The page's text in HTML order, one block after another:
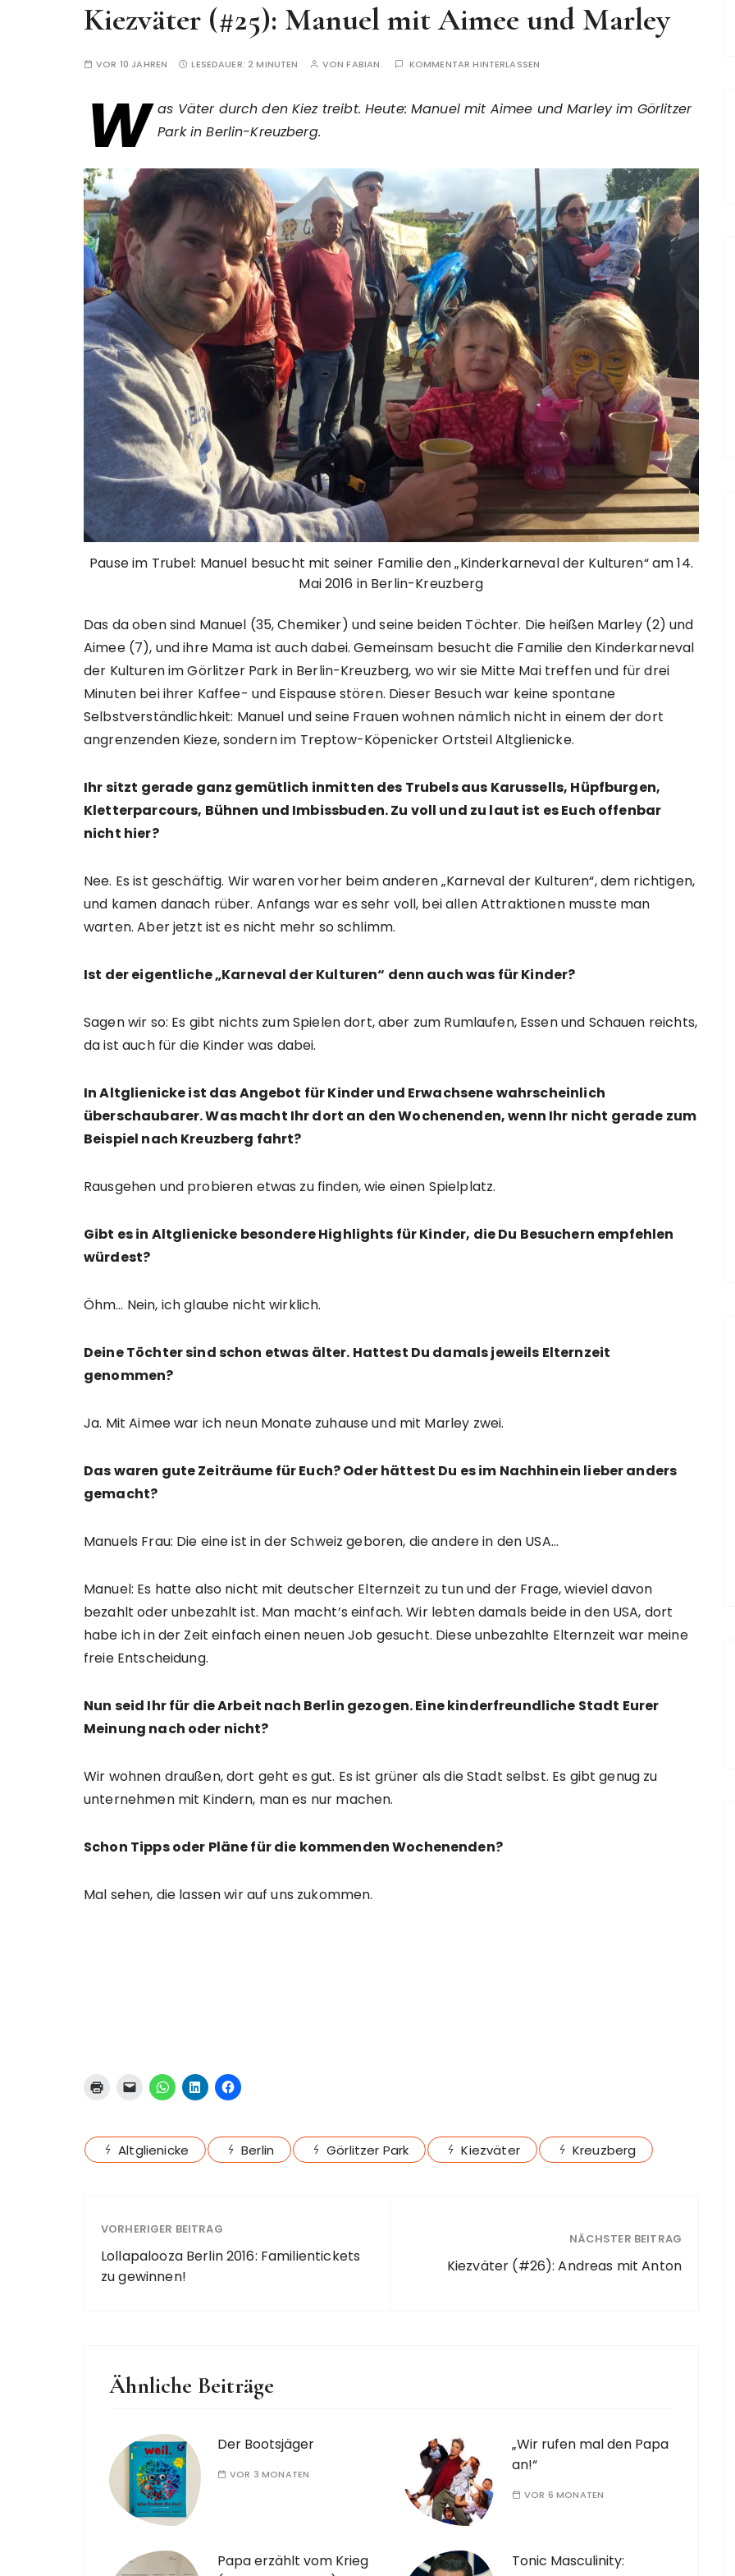
Kiezväter (#25): Manuel mit Aimee und Marley
VOR 10 JAHREN LESEDAUER:2 MINUTEN VONFABIAN. KOMMENTAR HINTERLASSEN
W as Väter durch den Kiez treibt. Heute: Manuel mit Aimee und Marley im Görlitzer
Park in Berlin-Kreuzberg.
Pause im Trubel: Manuel besucht mit seiner Familie den „Kinderkarneval der Kulturen“ am 14.
Mai 2016 in Berlin-Kreuzberg
Das da oben sind Manuel (35, Chemiker) und seine beiden Töchter. Die heißen Marley (2) und
Aimee (7), und ihre Mama ist auch dabei. Gemeinsam besucht die Familie den Kinderkarneval
der Kulturen im Görlitzer Park in Berlin-Kreuzberg, wo wir sie Mitte Mai treffen und für drei
Minuten bei ihrer Kaffee- und Eispause stören. Dieser Besuch war keine spontane
Selbstverständlichkeit: Manuel und seine Frauen wohnen nämlich nicht in einem der dort
angrenzenden Kieze, sondern im Treptow-Köpenicker Ortsteil Altglienicke.
Ihr sitzt gerade ganz gemütlich inmitten des Trubels aus Karussells, Hüpfburgen,
Kletterparcours, Bühnen und Imbissbuden. Zu voll und zu laut ist es Euch offenbar
nicht hier?
Nee. Es ist geschäftig. Wir waren vorher beim anderen „Karneval der Kulturen“, dem richtigen,
und kamen danach rüber. Anfangs war es sehr voll, bei allen Attraktionen musste man
warten. Aber jetzt ist es nicht mehr so schlimm.
Ist der eigentliche „Karneval der Kulturen“ denn auch was für Kinder?
Sagen wir so: Es gibt nichts zum Spielen dort, aber zum Rumlaufen, Essen und Schauen reichts,
da ist auch für die Kinder was dabei.
In Altglienicke ist das Angebot für Kinder und Erwachsene wahrscheinlich
überschaubarer. Was macht Ihr dort an den Wochenenden, wenn Ihr nicht gerade zum
Beispiel nach Kreuzberg fahrt?
Rausgehen und probieren etwas zu finden, wie einen Spielplatz.
Gibt es in Altglienicke besondere Highlights für Kinder, die Du Besuchern empfehlen
würdest?
Öhm… Nein, ich glaube nicht wirklich.
Deine Töchter sind schon etwas älter. Hattest Du damals jeweils Elternzeit
genommen?
Ja. Mit Aimee war ich neun Monate zuhause und mit Marley zwei.
Das waren gute Zeiträume für Euch? Oder hättest Du es im Nachhinein lieber anders
gemacht?
Manuels Frau: Die eine ist in der Schweiz geboren, die andere in den USA…
Manuel: Es hatte also nicht mit deutscher Elternzeit zu tun und der Frage, wieviel davon
bezahlt oder unbezahlt ist. Man macht’s einfach. Wir lebten damals beide in den USA, dort
habe ich in der Zeit einfach einen neuen Job gesucht. Diese unbezahlte Elternzeit war meine
freie Entscheidung.
Nun seid Ihr für die Arbeit nach Berlin gezogen. Eine kinderfreundliche Stadt Eurer
Meinung nach oder nicht?
Wir wohnen draußen, dort geht es gut. Es ist grüner als die Stadt selbst. Es gibt genug zu
unternehmen mit Kindern, man es nur machen.
Schon Tipps oder Pläne für die kommenden Wochenenden?
Mal sehen, die lassen wir auf uns zukommen.
Altglienicke Berlin Görlitzer Park Kiezväter Kreuzberg
VORHERIGER BEITRAG
Lollapalooza Berlin 2016: Familientickets
zu gewinnen!
NÄCHSTER BEITRAG
Kiezväter (#26): Andreas mit Anton
Ähnliche Beiträge
Der Bootsjäger
VOR 3 MONATEN
„Wir rufen mal den Papa
an!“
VOR 6 MONATEN
Papa erzählt vom Krieg
Tonic Masculinity: